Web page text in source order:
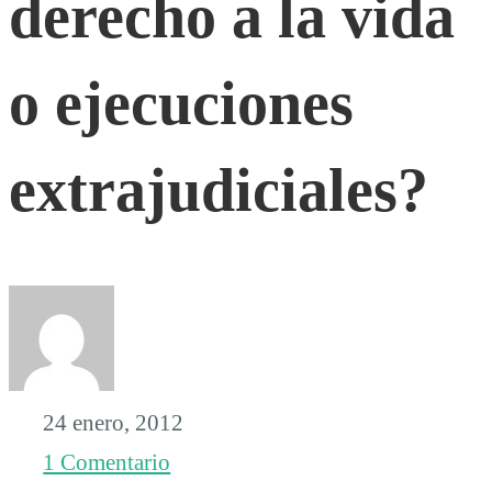
a
la
vida
o
ejecuciones
extrajudiciales?
derecho a la vida
o ejecuciones
extrajudiciales?
24 enero, 2012
1 Comentario